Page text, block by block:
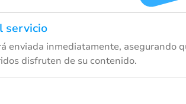
servicio
enviada inmediatamente, asegurando
disfruten de su contenido.